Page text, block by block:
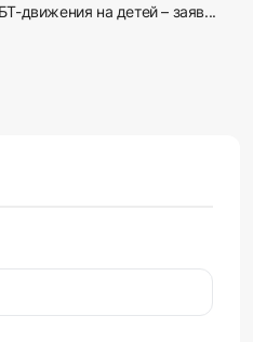
движения на детей – заяв...